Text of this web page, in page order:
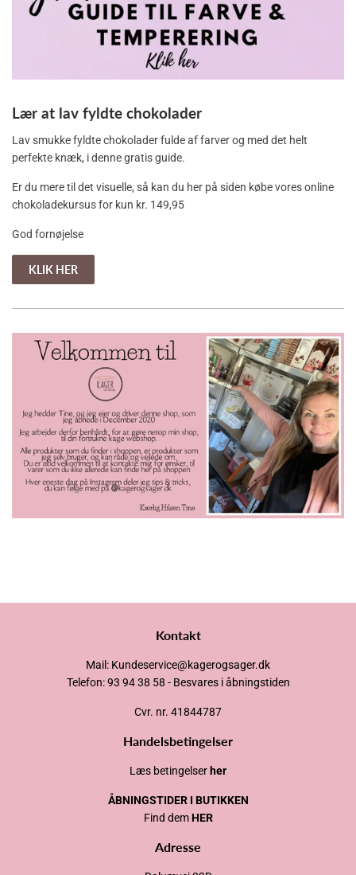
Lær at lav fyldte chokolader
Lav smukke fyldte chokolader fulde af farver og med det helt
perfekte knæk, i denne gratis guide.
Er du mere til det visuelle, så kan du her på siden købe vores online
chokoladekursus for kun kr. 149,95
God fornøjelse
KLIK HER
Kontakt
Mail: Kundeservice@kagerogsager.dk
Telefon: 93 94 38 58 - Besvares i åbningstiden
Cvr. nr. 41844787
Handelsbetingelser
Læs betingelser her
ÅBNINGSTIDER I BUTIKKEN
Find demHER
Adresse